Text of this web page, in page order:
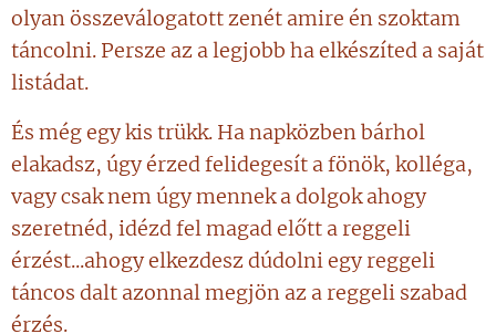
olyan összeválogatott zenét amire én szoktam
táncolni. Persze az a legjobb ha elkészíted a saját
listádat.
És még egy kis trükk. Ha napközben bárhol
elakadsz, úgy érzed felidegesít a fönök, kolléga,
vagy csak nem úgy mennek a dolgok ahogy
szeretnéd, idézd fel magad előtt a reggeli
érzést...ahogy elkezdesz dúdolni egy reggeli
táncos dalt azonnal megjön az a reggeli szabad
érzés.